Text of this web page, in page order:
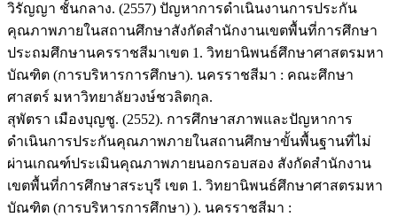
วิรัญญา ชั้นกลาง. (2557) ปัญหาการดำเนินงานการประกัน
คุณภาพภายในสถานศึกษาสังกัดสำนักงานเขตพื้นที่การศึกษา
ประถมศึกษานครราชสีมาเขต 1. วิทยานิพนธ์ศึกษาศาสตรมหา
บัณฑิต (การบริหารการศึกษา). นครราชสีมา : คณะศึกษา
ศาสตร์ มหาวิทยาลัยวงษ์ชวลิตกุล.
สุพัตรา เมืองบุญชู. (2552). การศึกษาสภาพและปัญหาการ
ดำเนินการประกันคุณภาพภายในสถานศึกษาขั้นพื้นฐานที่ไม่
ผ่านเกณฑ์ประเมินคุณภาพภายนอกรอบสอง สังกัดสำนักงาน
เขตพื้นที่การศึกษาสระบุรี เขต 1. วิทยานิพนธ์ศึกษาศาสตรมหา
บัณฑิต (การบริหารการศึกษา) ). นครราชสีมา :